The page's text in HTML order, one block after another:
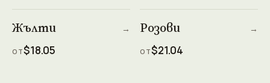
Жълти →
ОТ$18.05
Розови →
ОТ$21.04